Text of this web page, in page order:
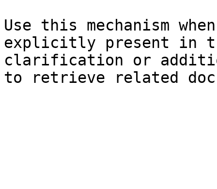
Use this mechanism
explicitly present in
clarification or